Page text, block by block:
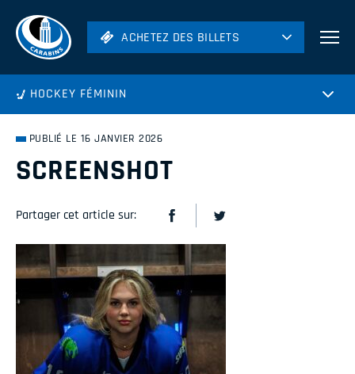
ACHETEZ DES BILLETS
Hockey
ACHETEZ DES BILLETS
HOCKEY FÉMININ
PUBLIÉ LE 16 JANVIER 2026
SCREENSHOT
Partager cet article sur: